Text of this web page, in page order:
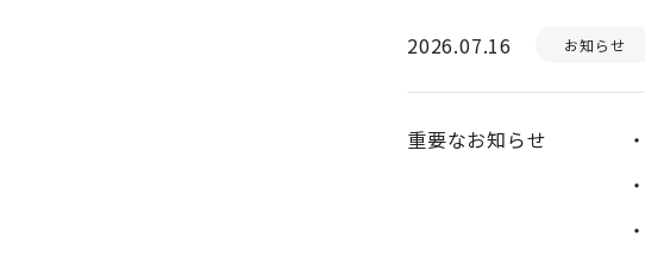
2026.07.16 お知らせ
重要なお知らせ